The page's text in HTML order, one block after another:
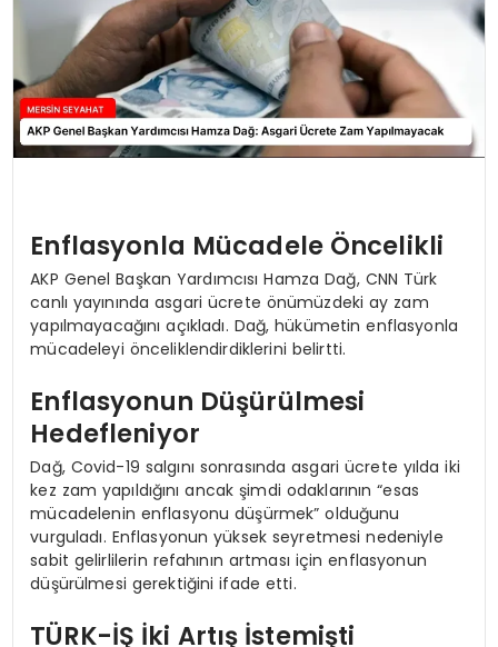
Enflasyonla Mücadele Öncelikli
AKP Genel Başkan Yardımcısı Hamza Dağ, CNN Türk
canlı yayınında asgari ücrete önümüzdeki ay zam
yapılmayacağını açıkladı. Dağ, hükümetin enflasyonla
mücadeleyi önceliklendirdiklerini belirtti.
Enflasyonun Düşürülmesi
Hedefleniyor
Dağ, Covid-19 salgını sonrasında asgari ücrete yılda iki
kez zam yapıldığını ancak şimdi odaklarının “esas
mücadelenin enflasyonu düşürmek” olduğunu
vurguladı. Enflasyonun yüksek seyretmesi nedeniyle
sabit gelirlilerin refahının artması için enflasyonun
düşürülmesi gerektiğini ifade etti.
TÜRK-İŞ İki Artış İstemişti